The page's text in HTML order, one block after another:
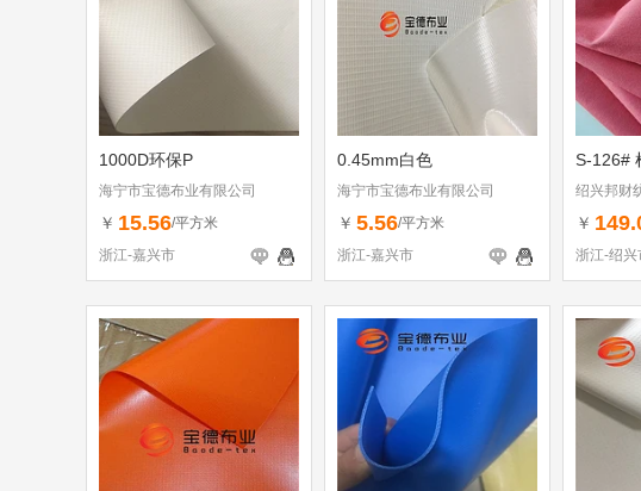
1000D环保P
海宁市宝德布业有限公司
￥ 15.56/平方米
浙江-嘉兴市
0.45mm白色
海宁市宝德布业有限公司
￥ 5.56/平方米
浙江-嘉兴市
S-126#
绍兴邦财
￥
浙江-绍兴